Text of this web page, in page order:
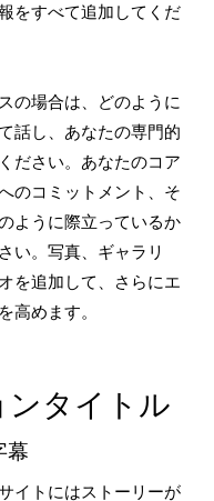
をすべて追加してくだ
の場合は、どのように
話し、あなたの専門的
ださい。あなたのコア
のコミットメント、そ
ように際立っているか
い。写真、ギャラリ
を追加して、さらにエ
高めます。
ンタイトル
幕
イトにはストーリーが